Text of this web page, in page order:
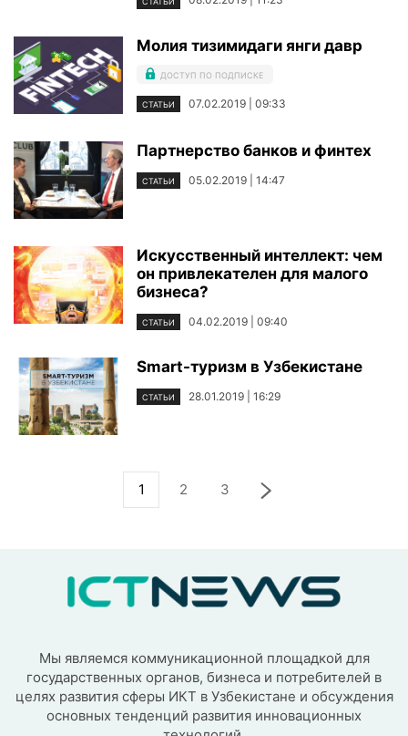
Молия тизимидаги янги давр
ДОСТУП ПО ПОДПИСКЕ
СТАТЬИ 07.02.2019 | 09:33
Партнерство банков и финтех
СТАТЬИ 05.02.2019 | 14:47
Искусственный интеллект: чем
он привлекателен для малого
бизнеса?
СТАТЬИ 04.02.2019 | 09:40
Smart-туризм в Узбекистане
СТАТЬИ 28.01.2019 | 16:29
1 2 3
Мы являемся коммуникационной площадкой для
государственных органов, бизнеса и потребителей в
целях развития сферы ИКТ в Узбекистане и обсуждения
основных тенденций развития инновационных